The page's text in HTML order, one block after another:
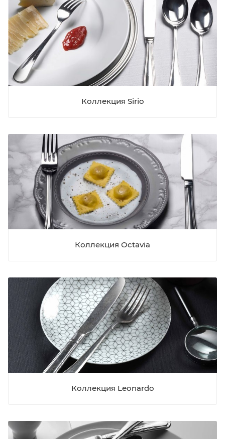
Коллекция Sirio
Коллекция Octavia
Коллекция Leonardo